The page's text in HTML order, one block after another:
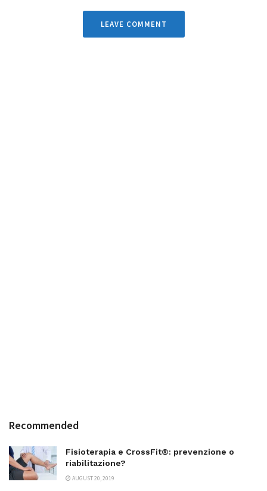
LEAVE COMMENT
Recommended
Fisioterapia e CrossFit®: prevenzione o
riabilitazione?
AUGUST 20, 2019